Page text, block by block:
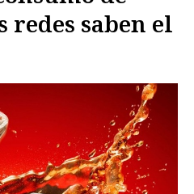
redes saben el